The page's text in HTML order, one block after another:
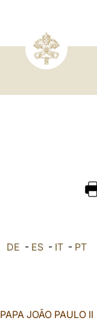
DE - ES- IT- PT
PAPA JOÃO PAULO II